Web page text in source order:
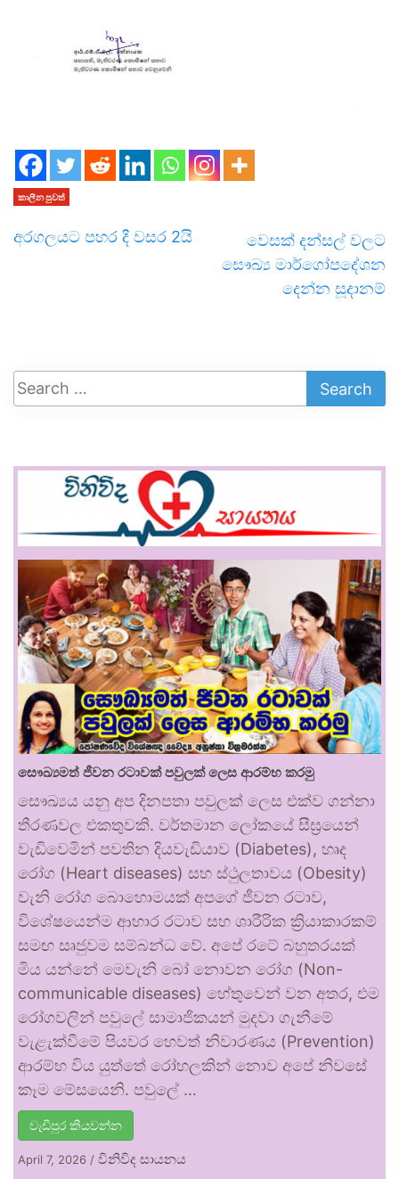
කාලීන පුවත්
අරගලයට පහර දී වසර 2යි
වෙසක් දන්සල් වලට
සෞඛ්‍ය මාර්ගෝපදේශන
දෙන්න සූදානම්
සෞඛ්‍යමත් ජීවන රටාවක් පවුලක් ලෙස ආරම්භ කරමු
සෞඛ්‍යය යනු අප දිනපතා පවුලක් ලෙස එක්ව ගන්නා
තීරණවල එකතුවකි. වර්තමාන ලෝකයේ සීඝ්‍රයෙන්
වැඩිවෙමින් පවතින දියවැඩියාව (Diabetes), හෘද
රෝග (Heart diseases) සහ ස්ථුලතාවය (Obesity)
වැනි රෝග බොහොමයක් අපගේ ජීවන රටාව,
විශේෂයෙන්ම ආහාර රටාව සහ ශාරීරික ක්‍රියාකාරකම්
සමඟ සෘජුවම සම්බන්ධ වේ. අපේ රටේ බහුතරයක්
මිය යන්නේ මෙවැනි බෝ නොවන රෝග (Non-
communicable diseases) හේතුවෙන් වන අතර, එම
රෝගවලින් පවුලේ සාමාජිකයන් මුදවා ගැනීමේ
වැළැක්වීමේ පියවර හෙවත් නිවාරණය (Prevention)
ආරම්භ විය යුත්තේ රෝහලකින් නොව අපේ නිවසේ
කෑම මේසයෙනි. පවුලේ …
වැඩිපුර කියවන්න
April 7, 2026 / විනිවිද සායනය